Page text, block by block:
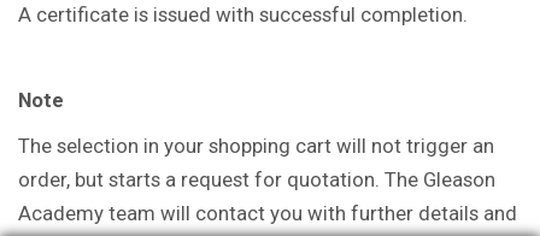
A certificate is issued with successful completion.
Note
The selection in your shopping cart will not trigger an
order, but starts a request for quotation. The Gleason
Academy team will contact you with further details and